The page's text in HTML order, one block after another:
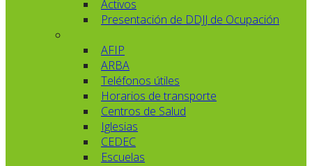
Activos
Presentación de DDJJ de Ocupación
AFIP
ARBA
Teléfonos útiles
Horarios de transporte
Centros de Salud
Iglesias
CEDEC
Escuelas